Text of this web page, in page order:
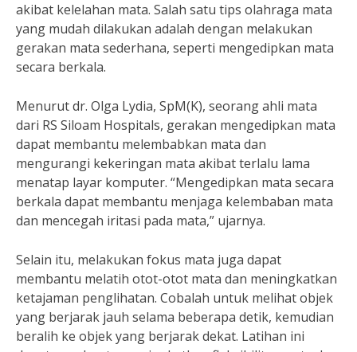
akibat kelelahan mata. Salah satu tips olahraga mata
yang mudah dilakukan adalah dengan melakukan
gerakan mata sederhana, seperti mengedipkan mata
secara berkala.
Menurut dr. Olga Lydia, SpM(K), seorang ahli mata
dari RS Siloam Hospitals, gerakan mengedipkan mata
dapat membantu melembabkan mata dan
mengurangi kekeringan mata akibat terlalu lama
menatap layar komputer. “Mengedipkan mata secara
berkala dapat membantu menjaga kelembaban mata
dan mencegah iritasi pada mata,” ujarnya.
Selain itu, melakukan fokus mata juga dapat
membantu melatih otot-otot mata dan meningkatkan
ketajaman penglihatan. Cobalah untuk melihat objek
yang berjarak jauh selama beberapa detik, kemudian
beralih ke objek yang berjarak dekat. Latihan ini